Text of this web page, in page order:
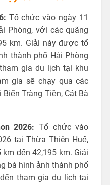
Tổ chức vào ngày 11
Phòng, với các quãng
km. Giải này được tổ
thành phố Hải Phòng
gia du lịch tại khu
gia sẽ chạy qua các
Tràng Tiền, Cát Bà
2026: Tổ chức vào
tại Thừa Thiên Huế,
đến 42,195 km. Giải
bá hình ảnh thành phố
tham gia du lịch tại